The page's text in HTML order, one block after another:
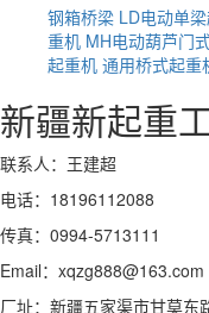
钢箱桥梁 LD电动单
重机 MH电动葫芦门
起重机 通用桥式起重
新疆新起重
联系人：王建超
电话：18196112088
传真：0994-5713111
Email：xqzg888@163.com
厂址：新疆五家渠市甘莫东